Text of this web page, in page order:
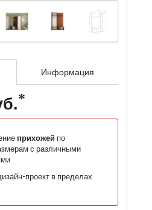
Информация
прихожей по
с различными
проект в пределах